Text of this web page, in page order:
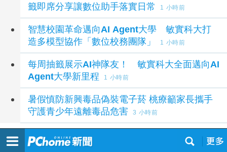
籤即席分享讓數位助手落實日常
1 小時前
智慧校園革命邁向AI Agent大學 敏實科大打
造多模型協作「數位校務團隊」
1 小時前
每周抽籤展示AI神隊友！ 敏實科大全面邁向AI
Agent大學新里程
1 小時前
暑假慎防新興毒品偽裝電子菸 桃療籲家長攜手
守護青少年遠離毒品危害
3 小時前